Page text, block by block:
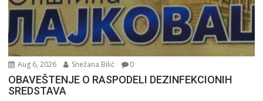
Aug 6, 2026 Snežana Bilić 0
OBAVEŠTENJE O RASPODELI DEZINFEKCIONIH
SREDSTAVA